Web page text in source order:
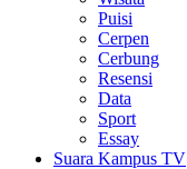
Puisi
Cerpen
Cerbung
Resensi
Data
Sport
Essay
Suara Kampus TV